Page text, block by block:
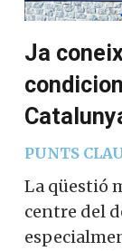
Ja
PUNTS
La qüestió
centre del